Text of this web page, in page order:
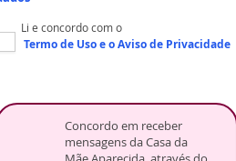
Li e concordo com o
Termo de Usoe oAviso de Privacidade
Concordo em receber
mensagens da Casa da